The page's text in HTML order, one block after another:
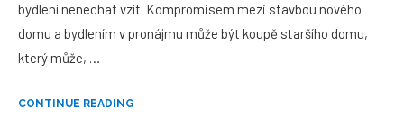
bydlení nenechat vzít. Kompromisem mezi stavbou nového
domu a bydlením v pronájmu může být koupě staršího domu,
který může, …
CONTINUE READING